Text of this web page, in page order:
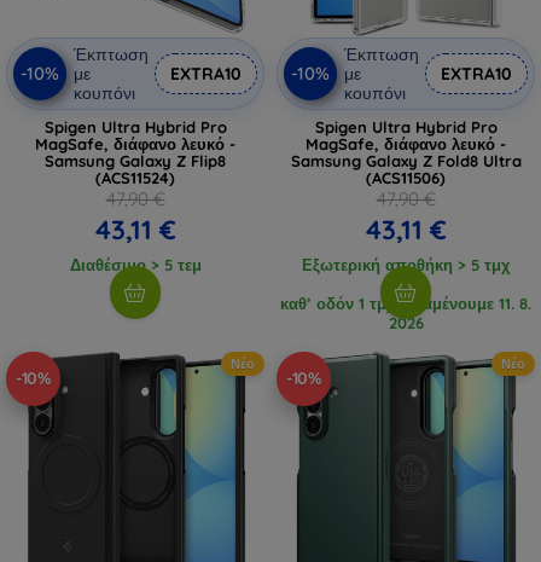
-10%
Έκπτωση
με
κουπόνι
EXTRA10
Spigen Ultra Hybrid Pro
MagSafe, διάφανο λευκό -
Samsung Galaxy Z Flip8
(ACS11524)
47,90 €
43,11 €
Διαθέσιμο > 5 τεμ
-10%
Έκπτωση
με
κουπόνι
EXTRA10
Spigen Ultra Hybrid Pro
MagSafe, διάφανο λευκό -
Samsung Galaxy Z Fold8 Ultra
(ACS11506)
47,90 €
43,11 €
Εξωτερική αποθήκη > 5 τμχ
καθ’ οδόν 1 τμχ, αναμένουμε 11. 8.
2026
-10%
Νέο
-10%
Νέο